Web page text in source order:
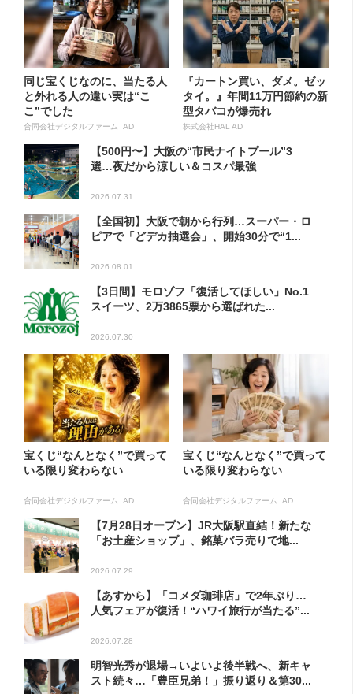
同じ宝くじなのに、当たる人
と外れる人の違い実は“こ
こ”でした
合同会社デジタルファーム AD
『カートン買い、ダメ。ゼッ
タイ。』年間11万円節約の新
型タバコが爆売れ
株式会社HAL AD
【500円〜】大阪の“市民ナイトプール”3
選…夜だから涼しい＆コスパ最強
2026.07.31
【全国初】大阪で朝から行列…スーパー・ロ
ピアで「どデカ抽選会」、開始30分で“1...
2026.08.01
【3日間】モロゾフ「復活してほしい」No.1
スイーツ、2万3865票から選ばれた...
2026.07.30
宝くじ“なんとなく”で買って
いる限り変わらない
合同会社デジタルファーム AD
宝くじ“なんとなく”で買って
いる限り変わらない
合同会社デジタルファーム AD
【7月28日オープン】JR大阪駅直結！新たな
「お土産ショップ」、銘菓バラ売りで地...
2026.07.29
【あすから】「コメダ珈琲店」で2年ぶり…
人気フェアが復活！“ハワイ旅行が当たる”...
2026.07.28
明智光秀が退場→いよいよ後半戦へ、新キャ
スト続々…「豊臣兄弟！」振り返り＆第30...